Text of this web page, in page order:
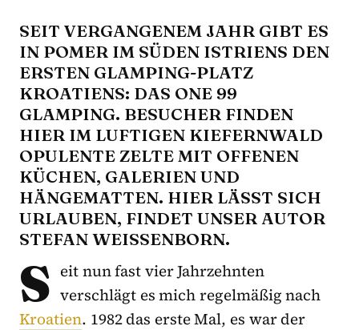
SEIT VERGANGENEM JAHR GIBT ES
IN POMER IM SÜDEN ISTRIENS DEN
ERSTEN GLAMPING-PLATZ
KROATIENS: DAS ONE 99
GLAMPING. BESUCHER FINDEN
HIER IM LUFTIGEN KIEFERNWALD
OPULENTE ZELTE MIT OFFENEN
KÜCHEN, GALERIEN UND
HÄNGEMATTEN. HIER LÄSST SICH
URLAUBEN, FINDET UNSER AUTOR
STEFAN WEISSENBORN.
S eit nun fast vier Jahrzehnten
verschlägt es mich regelmäßig nach
Kroatien. 1982 das erste Mal, es war der